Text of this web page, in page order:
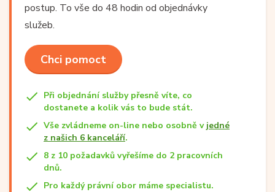
postup. To vše do 48 hodin od objednávky
služeb.
Chci pomoct
Při objednání služby přesně víte, co
dostanete a kolik vás to bude stát.
Vše zvládneme on-line nebo osobně v jedné
z našich 6 kanceláří.
8 z 10 požadavků vyřešíme do 2 pracovních
dnů.
Pro každý právní obor máme specialistu.